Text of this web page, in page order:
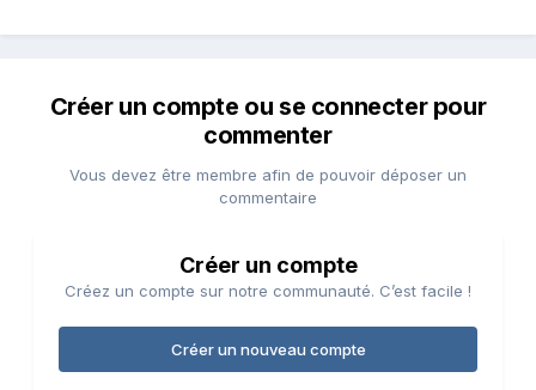
Créer un compte ou se connecter pour
commenter
Vous devez être membre afin de pouvoir déposer un
commentaire
Créer un compte
Créez un compte sur notre communauté. C’est facile !
Créer un nouveau compte